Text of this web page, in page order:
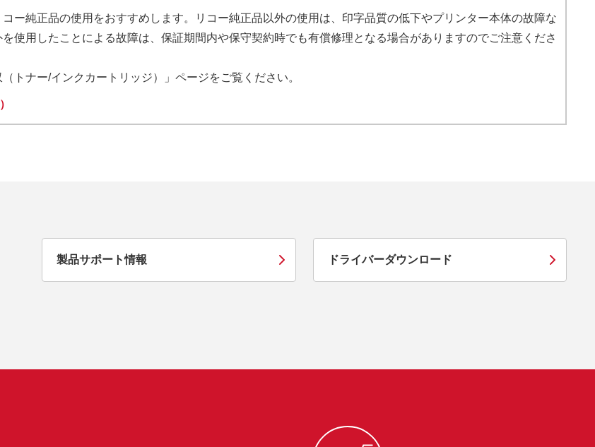
ー純正品の使用をおすすめします。リコー純正品以外の使用は、印字品質の低下やプリンター本体の故障な
使用したことによる故障は、保証期間内や保守契約時でも有償修理となる場合がありますのでご注意くださ
トナー/インクカートリッジ）」ページをご覧ください。
製品サポート情報 ドライバーダウンロード